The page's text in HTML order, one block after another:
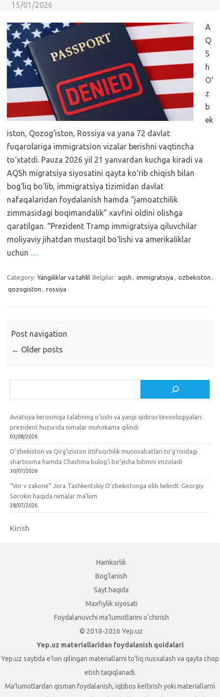
15/01/2026
A
Q
S
h
O‘
z
b
ek
iston, Qozog‘iston, Rossiya va yana 72 davlat
fuqarolariga immigratsion vizalar berishni vaqtincha
to‘xtatdi. Pauza 2026 yil 21 yanvardan kuchga kiradi va
AQSh migratsiya siyosatini qayta ko‘rib chiqish bilan
bog‘liq bo‘lib, immigratsiya tizimidan davlat
nafaqalaridan foydalanish hamda “jamoatchilik
zimmasidagi boqimandalik” xavfini oldini olishga
qaratilgan. “Prezident Tramp immigratsiya qiluvchilar
moliyaviy jihatdan mustaqil bo‘lishi va amerikaliklar
uchun …
Category: Yangiliklar va tahlil Belgilar: aqsh , immigratsiya , ozbekiston ,
qozogiston , rossiya
Post navigation
← Older posts
Aviatsiya kerosiniga talabning o‘sishi va yangi qidiruv texnologiyalari:
prezident huzurida nimalar muhokama qilindi
03/08/2026
O‘zbekiston va Qirg‘iziston ittifoqchilik munosabatlari to‘g‘risidagi
shartnoma hamda Chashma bulog‘i bo‘yicha bitimni imzoladi
30/07/2026
“Vor v zakone” Jora Tashkentskiy O‘zbekistonga olib kelindi: Georgiy
Sorokin haqida nimalar ma’lum
28/07/2026
Kirish
Hamkorlik
Bog‘lanish
Sayt haqida
Maxfiylik siyosati
Foydalanuvchi ma’lumotlarini o‘chirish
© 2018-2026 Yep.uz
Yep.uz materiallaridan foydalanish qoidalari
Yep.uz saytida e’lon qilingan materiallarni to‘liq nusxalash va qayta chop
etish taqiqlanadi.
Ma’lumotlardan qisman foydalanish, iqtibos keltirish yoki materiallarni